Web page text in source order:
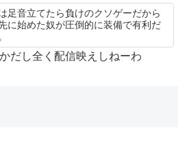
足音立てたら負けのクソゲーだから
に始めた奴が圧倒的に装備で有利だ
だし全く配信映えしねーわ